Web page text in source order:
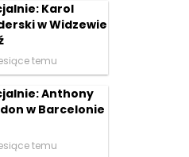
Karol
w Widzewie
temu
Anthony
w Barcelonie
temu